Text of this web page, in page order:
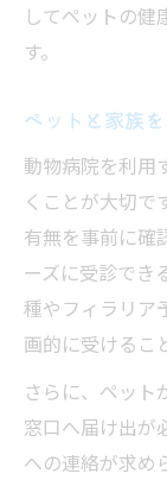
してペットの健
す。
ペットと家族
動物病院を利用
くことが大切で
有無を事前に確
ーズに受診でき
種やフィラリア
画的に受けるこ
さらに、ペット
窓口へ届け出が
への連絡が求め